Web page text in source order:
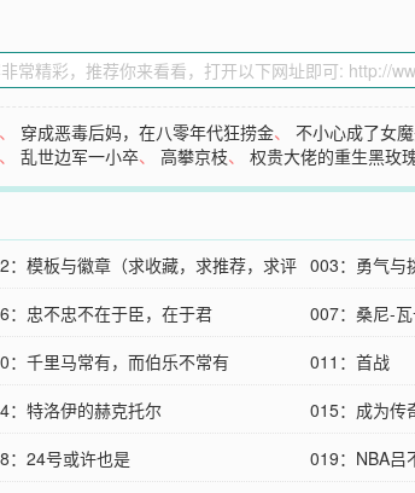
、 穿成恶毒后妈，在八零年代狂捞金、不小心成了女
、乱世边军一小卒、高攀京枝、权贵大佬的重生黑玫
：模板与徽章（求收藏，求推荐，求评 003：勇气与
评论）
：忠不忠不在于臣，在于君 007：桑尼-
：千里马常有，而伯乐不常有 011：首战
：特洛伊的赫克托尔 015：成为传
：24号或许也是 019：NBA吕